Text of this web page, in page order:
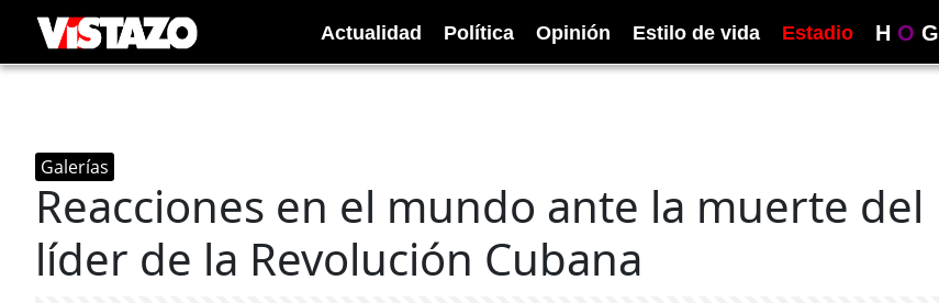
Actualidad Política Opinión Estilo de vida Estadio H O G
Galerías
Reacciones en el mundo ante la muerte del
líder de la Revolución Cubana